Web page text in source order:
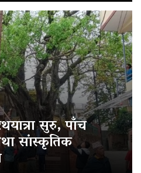
सुरु, पाँच
सांस्कृतिक